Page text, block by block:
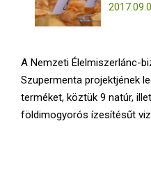
A Nemzeti Élelmiszerlánc-
Szupermenta projektjének
terméket, köztük 9 natúr,
földimogyorós ízesítésűt